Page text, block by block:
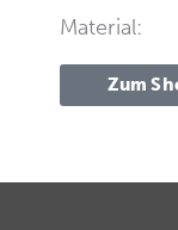
Material:
Zum